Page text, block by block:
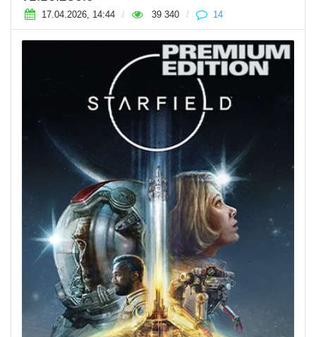
17.04.2026, 14:44 / 39 340 / 14